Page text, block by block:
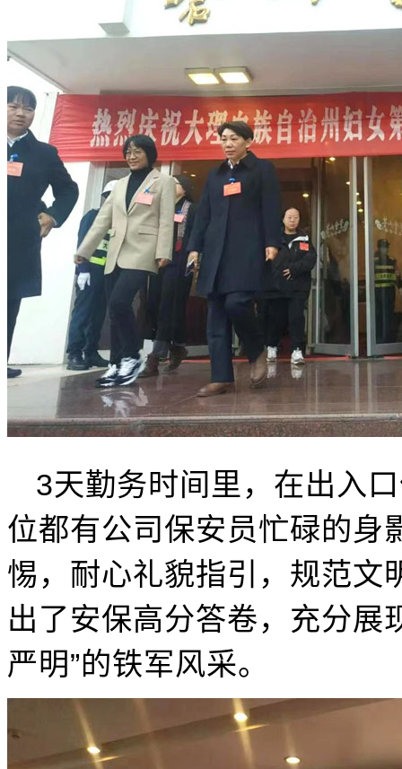
3天勤务时间里，在出入
位都有公司保安员忙碌的身
惕，耐心礼貌指引，规范文
出了安保高分答卷，充分展
严明”的铁军风采。